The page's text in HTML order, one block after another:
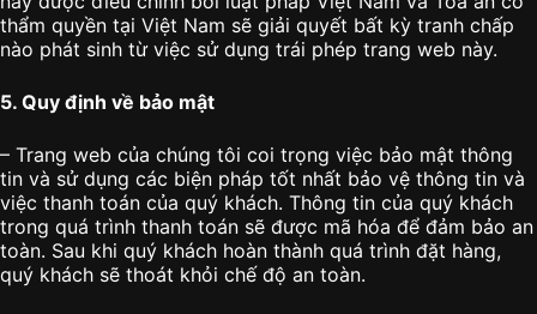
thẩm quyền tại Việt Nam sẽ giải quyết bất kỳ tranh chấp
nào phát sinh từ việc sử dụng trái phép trang web này.
5. Quy định về bảo mật
– Trang web của chúng tôi coi trọng việc bảo mật thông
tin và sử dụng các biện pháp tốt nhất bảo vệ thông tin và
việc thanh toán của quý khách. Thông tin của quý khách
trong quá trình thanh toán sẽ được mã hóa để đảm bảo an
toàn. Sau khi quý khách hoàn thành quá trình đặt hàng,
quý khách sẽ thoát khỏi chế độ an toàn.